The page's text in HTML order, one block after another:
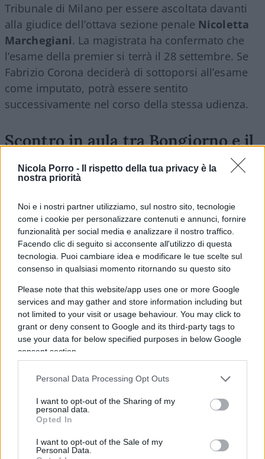
Nicola Porro -
Il rispetto della tua privacy è la
nostra priorità
Noi e i nostri partner utilizziamo, sul nostro sito, tecnologie
come i cookie per personalizzare contenuti e annunci, fornire
funzionalità per social media e analizzare il nostro traffico.
Facendo clic di seguito si acconsente all'utilizzo di questa
tecnologia. Puoi cambiare idea e modificare le tue scelte sul
consenso in qualsiasi momento ritornando su questo sito
Please note that this website/app uses one or more Google
services and may gather and store information including but
not limited to your visit or usage behaviour. You may click to
grant or deny consent to Google and its third-party tags to
use your data for below specified purposes in below Google
consent section.
Personal Data Processing Opt Outs
I want to opt-out of the Sharing of my
personal data.
Opted In
I want to opt-out of the Sale of my
Personal Data.
Tribunale di Milano per essere ascoltata davanti
alla giudice dell’ottava sezione penale Nicoletta
Marchegiani. La magistrata ha confermato che
l’esame della premier si terrà il 28 settembre. Se
Fabrizio Corona deciderà di sottoporsi all’esame
come imputato, potrà essere sentito
successivamente nel corso della stessa udienza.
Scontro in aula tra Bongiorno e il
L’udienza è stata segnata anche da un acceso
confronto tra Giulia Bongiorno e Ivano Chiesa
storico difensore di Corona. Chiesa ha sostenuto,
alzando la voce, che l’eventuale esame dell’ex
agente fotografico avrebbe dovuto svolgersi dopo
la testimonianza di Meloni. Bongiorno ha
prendere lezioni da qualcuno?”, ha risposto
Chiesa. La legale della premier si è quindi rivolta
alla giudice: “La prego di dirigere l’udienza come
sa fare lei, giudice… In questo intervento si è
urlato, ognuno può fare le proprie eccezioni…”.
“Grazie della lezioncina”, ha ribattuto Chiesa.
a verbale.
L’ex direttore di Dillinger: “Mi